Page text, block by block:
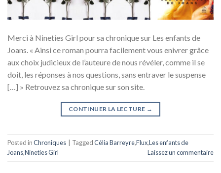
Merci à Nineties Girl pour sa chronique sur Les enfants de
Joans. « Ainsi ce roman pourra facilement vous enivrer grâce
aux choix judicieux de l’auteure de nous révéler, comme il se
doit, les réponses à nos questions, sans entraver le suspense
[…] » Retrouvez sa chronique sur son site.
CONTINUER LA LECTURE →
Posted inChroniques TaggedCélia Barreyre,Flux,Les enfants de
Joans,Nineties Girl Laissez un commentaire